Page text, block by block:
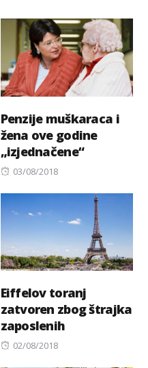
Penzije muškaraca i
žena ove godine
„izjednačene“
Posted
03/08/2018
Eiffelov toranj
zatvoren zbog štrajka
zaposlenih
Posted
02/08/2018